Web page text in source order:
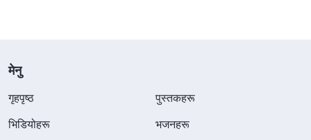
मेनु
गृहपृष्ठ
पुस्तकहरू
भिडियोहरू
भजनहरू